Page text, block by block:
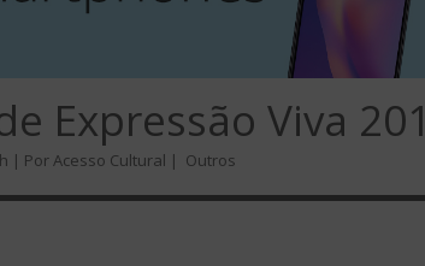
Expressão Viva
| Por Acesso Cultural | Outros